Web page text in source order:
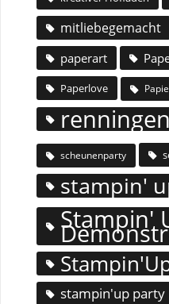
mitliebegemacht
paperart
Paperlove
renningen
scheunenparty
stampin'
Stampin'
stampin'up party